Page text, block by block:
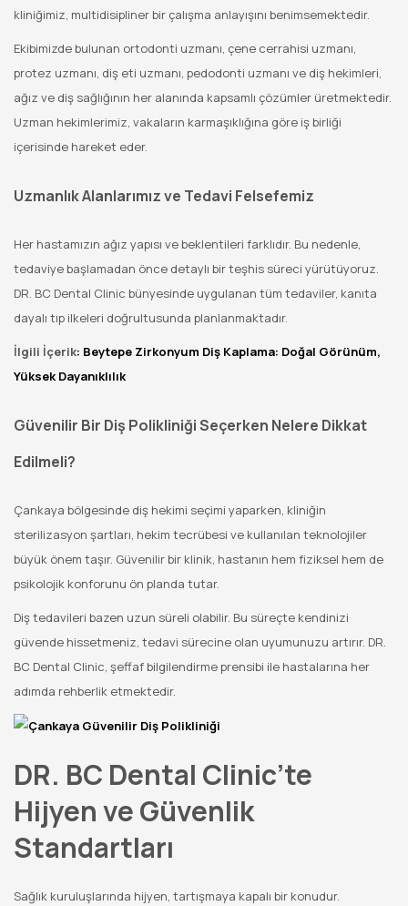
kliniğimiz, multidisipliner bir çalışma anlayışını benimsemektedir.
Ekibimizde bulunan ortodonti uzmanı, çene cerrahisi uzmanı,
protez uzmanı, diş eti uzmanı, pedodonti uzmanı ve diş hekimleri,
ağız ve diş sağlığının her alanında kapsamlı çözümler üretmektedir.
Uzman hekimlerimiz, vakaların karmaşıklığına göre iş birliği
içerisinde hareket eder.
Uzmanlık Alanlarımız ve Tedavi Felsefemiz
Her hastamızın ağız yapısı ve beklentileri farklıdır. Bu nedenle,
tedaviye başlamadan önce detaylı bir teşhis süreci yürütüyoruz.
DR. BC Dental Clinic bünyesinde uygulanan tüm tedaviler, kanıta
dayalı tıp ilkeleri doğrultusunda planlanmaktadır.
İlgili İçerik: Beytepe Zirkonyum Diş Kaplama: Doğal Görünüm,
Yüksek Dayanıklılık
Güvenilir Bir Diş Polikliniği Seçerken Nelere Dikkat
Edilmeli?
Çankaya bölgesinde diş hekimi seçimi yaparken, kliniğin
sterilizasyon şartları, hekim tecrübesi ve kullanılan teknolojiler
büyük önem taşır. Güvenilir bir klinik, hastanın hem fiziksel hem de
psikolojik konforunu ön planda tutar.
Diş tedavileri bazen uzun süreli olabilir. Bu süreçte kendinizi
güvende hissetmeniz, tedavi sürecine olan uyumunuzu artırır. DR.
BC Dental Clinic, şeffaf bilgilendirme prensibi ile hastalarına her
adımda rehberlik etmektedir.
DR. BC Dental Clinic’te
Hijyen ve Güvenlik
Standartları
Sağlık kuruluşlarında hijyen, tartışmaya kapalı bir konudur.